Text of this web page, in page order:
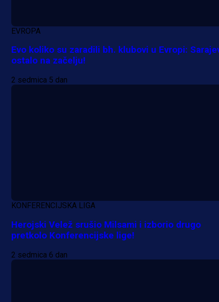
EVROPA
Evo koliko su zaradili bh. klubovi u Evropi:
ostalo na začelju!
2 sedmica 5 dan
KONFERENCIJSKA LIGA
Herojski Velež srušio Milsami i izborio drugo
pretkolo Konferencijske lige!
2 sedmica 6 dan